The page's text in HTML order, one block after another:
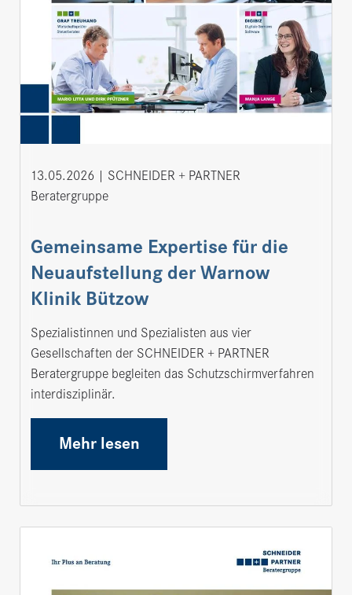
13.05.2026
SCHNEIDER + PARTNER
Beratergruppe
Gemeinsame Expertise für die
Neuaufstellung der Warnow
Klinik Bützow
Spezialistinnen und Spezialisten aus vier
Gesellschaften der SCHNEIDER + PARTNER
Beratergruppe begleiten das Schutzschirmverfahren
interdisziplinär.
Mehr lesen